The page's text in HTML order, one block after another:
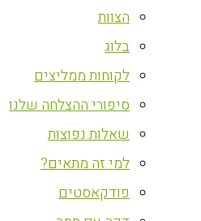
הצוות
בלוג
לקוחות ממליצים
סיפורי ההצלחה שלנו
שאלות נפוצות
למי זה מתאים?
פודקאסטים